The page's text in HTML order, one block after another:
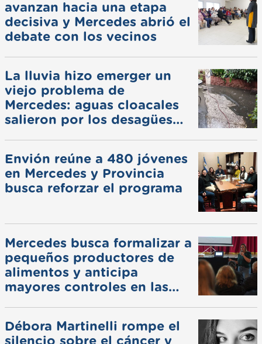
avanzan hacia una etapa
decisiva y Mercedes abrió el
debate con los vecinos
La lluvia hizo emerger un
viejo problema de
Mercedes: aguas cloacales
salieron por los desagües
Envión reúne a 480 jóvenes
en Mercedes y Provincia
busca reforzar el programa
Mercedes busca formalizar a
pequeños productores de
alimentos y anticipa
mayores controles en las
Débora Martinelli rompe el
silencio sobre el cáncer y